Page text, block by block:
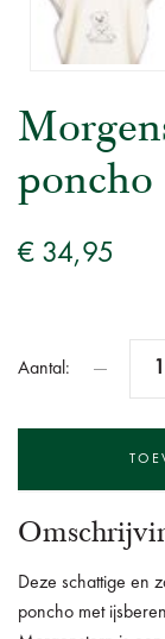
poncho
€ 34,95
Aantal:
Deze schattige en
poncho met